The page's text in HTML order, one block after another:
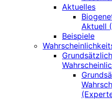
Aktuelles
Aktuell
Beispiele